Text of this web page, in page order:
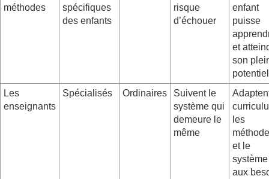
méthodes
spécifiques
des enfants
risque
d’échouer
enfant
puisse
et
son
potentiel
Les
enseignants
Spécialisés Ordinaires
Suivent le
système qui
demeure le
même
les
et le
système
aux